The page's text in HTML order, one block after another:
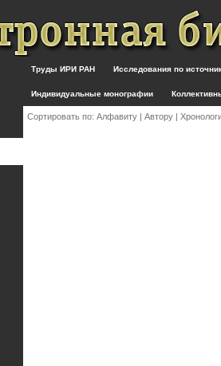
Труды ИРИ РАН Исследования по
Индивидуальные монографии
Сортировать по: Алфавиту | Автору |